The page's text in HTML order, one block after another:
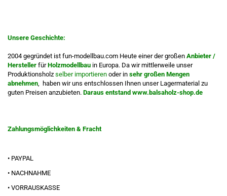
Unsere Geschichte:
2004 gegründet ist fun-modellbau.com Heute einer der großen Anbieter /
Hersteller fürHolzmodellbau in Europa. Da wir mittlerweile unser
Produktionsholz selber importieren oder in sehr großen Mengen
abnehmen, haben wir uns entschlossen Ihnen unser Lagermaterial zu
guten Preisen anzubieten. Daraus entstand www.balsaholz-shop.de
Zahlungsmöglichkeiten & Fracht
• PAYPAL
• NACHNAHME
• VORRAUSKASSE